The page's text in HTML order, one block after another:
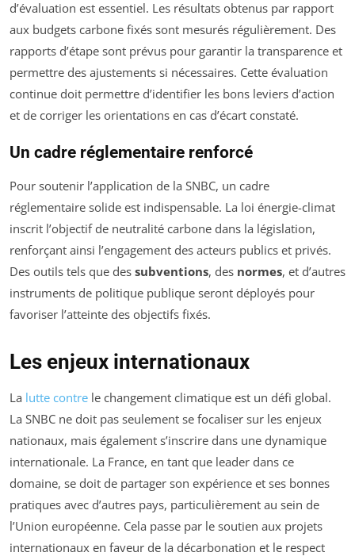
d’évaluation est essentiel. Les résultats obtenus par rapport
aux budgets carbone fixés sont mesurés régulièrement. Des
rapports d’étape sont prévus pour garantir la transparence et
permettre des ajustements si nécessaires. Cette évaluation
continue doit permettre d’identifier les bons leviers d’action
et de corriger les orientations en cas d’écart constaté.
Un cadre réglementaire renforcé
Pour soutenir l’application de la SNBC, un cadre
réglementaire solide est indispensable. La loi énergie-climat
inscrit l’objectif de neutralité carbone dans la législation,
renforçant ainsi l’engagement des acteurs publics et privés.
Des outils tels que des subventions, des normes, et d’autres
instruments de politique publique seront déployés pour
favoriser l’atteinte des objectifs fixés.
Les enjeux internationaux
La lutte contre le changement climatique est un défi global.
La SNBC ne doit pas seulement se focaliser sur les enjeux
nationaux, mais également s’inscrire dans une dynamique
internationale. La France, en tant que leader dans ce
domaine, se doit de partager son expérience et ses bonnes
pratiques avec d’autres pays, particulièrement au sein de
l’Union européenne. Cela passe par le soutien aux projets
internationaux en faveur de la décarbonation et le respect